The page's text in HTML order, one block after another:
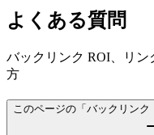
よくある質問
バックリンク ROI、リ
方
このページの「バックリン